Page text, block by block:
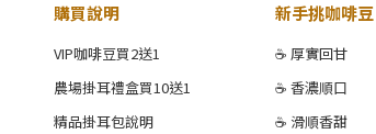
購買說明
VIP咖啡豆買2送1
農場掛耳禮盒買10送1
精品掛耳包說明
新手挑咖啡豆
☕ 厚實回甘
☕ 香濃順口
☕ 滑順香甜